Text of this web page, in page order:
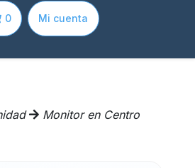
0 Mi cuenta
Monitor en Centro